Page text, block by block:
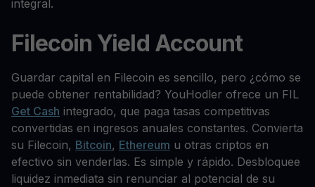
integral.
Filecoin Yield Account
Guardar capital en Filecoin es sencillo, pero ¿cómo se
puede obtener rentabilidad? YouHodler ofrece un FIL
Get Cash integrado, que paga tasas competitivas
convertidas en ingresos anuales constantes. Convierta
su Filecoin, Bitcoin, Ethereum u otras criptos en
efectivo sin venderlas. Es simple y rápido. Desbloquee
liquidez inmediata sin renunciar al potencial de su